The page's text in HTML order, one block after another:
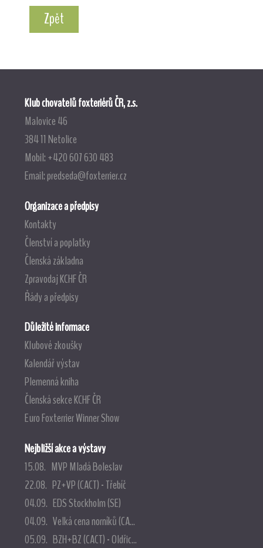
Zpět
Klub chovatelů foxteriérů ČR, z.s.
Malovice 46
384 11 Netolice
Mobil: +420 607 630 483
Email:predseda@foxterrier.cz
Organizace a předpisy
Kontakty
Členství a poplatky
Členská základna
Zpravodaj KCHF ČR
Řády a předpisy
Důležité informace
Klubové zkoušky
Kalendář výstav
Plemenná kniha
Členská sekce KCHF ČR
Euro Foxterrier Winner Show
Nejbližší akce a výstavy
15.08. MVP Mladá Boleslav
22.08. PZ+VP (CACT) - Třebíč
04.09. EDS Stockholm (SE)
04.09. Velká cena norníků (CA...
05.09. BZH+BZ (CACT) - Oldřic...